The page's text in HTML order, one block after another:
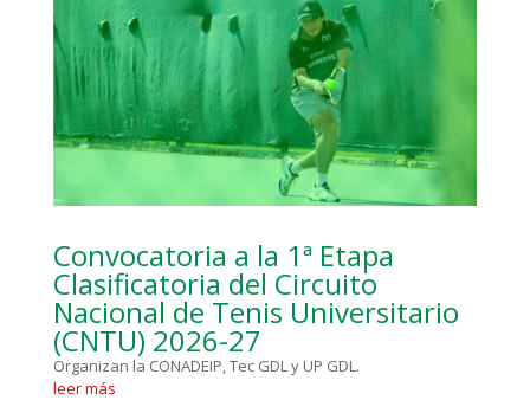
Convocatoria a la 1ª Etapa
Clasificatoria del Circuito
Nacional de Tenis Universitario
(CNTU) 2026-27
Organizan la CONADEIP, Tec GDL y UP GDL.
leer más